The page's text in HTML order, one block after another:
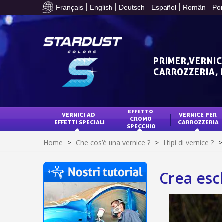
Français English Deutsch Español Român
VERNICI AD
EFFETTI SPECIALI
EFFETTO
CROMO
SPECCHIO
VERNICE PER
CARROZZERIA
Home > Che cos’è una vernice ? > I tipi di vernice ? >
Crea